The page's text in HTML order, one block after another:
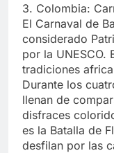
3. Colombia:
El Carnaval de
considerado
por la UNESCO.
tradiciones
Durante los
llenan de
disfraces
es la Batalla de
desfilan por las